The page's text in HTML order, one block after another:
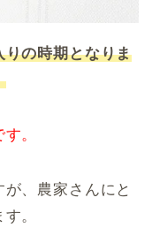
りの時期となりま
。
、農家さんにと
。